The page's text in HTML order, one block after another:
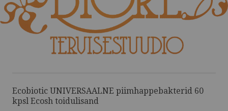
KAUBAMÄRGID
SOODUKAD
HEA TEADA
Ecobiotic UNIVERSAALNE piimhappebakterid 60
kpsl Ecosh toidulisand